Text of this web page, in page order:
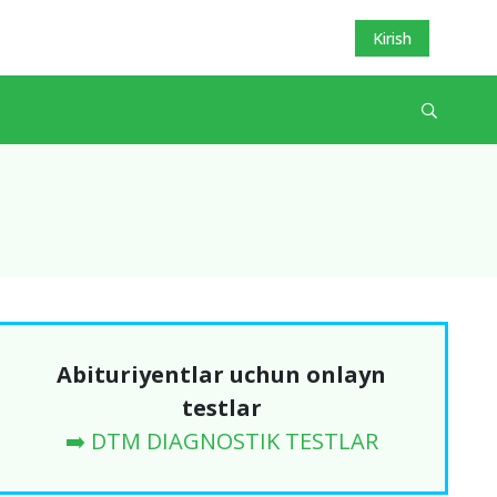
Kirish
Abituriyentlar uchun onlayn
testlar
➡️ DTM DIAGNOSTIK TESTLAR